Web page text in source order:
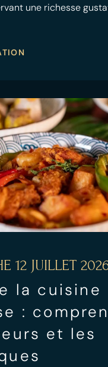
une richesse
12 JUILLET
la cuisine
:
et les